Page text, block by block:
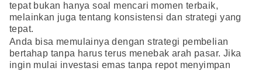
tepat bukan hanya soal mencari momen terbaik,
melainkan juga tentang konsistensi dan strategi yang
tepat.
Anda bisa memulainya dengan strategi pembelian
bertahap tanpa harus terus menebak arah pasar. Jika
ingin mulai investasi emas tanpa repot menyimpan